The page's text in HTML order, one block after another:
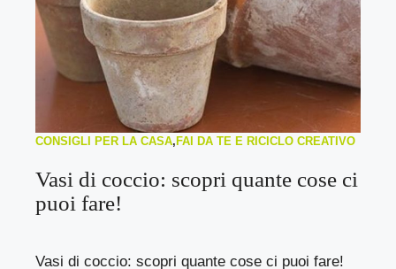
CONSIGLI PER LA CASA, FAI DA TE E RICICLO CREATIVO
Vasi di coccio: scopri quante cose ci
puoi fare!
Vasi di coccio: scopri quante cose ci puoi fare!